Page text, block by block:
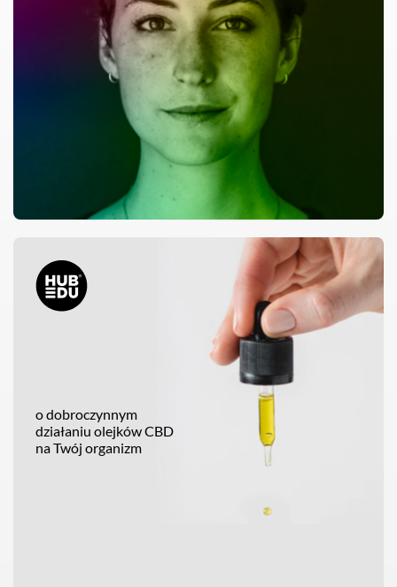
CZYTAJ CAŁOŚĆ
o dobroczynnym
działaniu olejków CBD
na Twój organizm